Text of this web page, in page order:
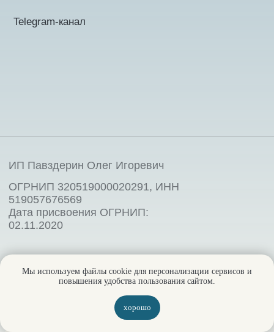
Мы используем файлы cookie для персонализации сервисов и
повышения удобства пользования сайтом.
хорошо